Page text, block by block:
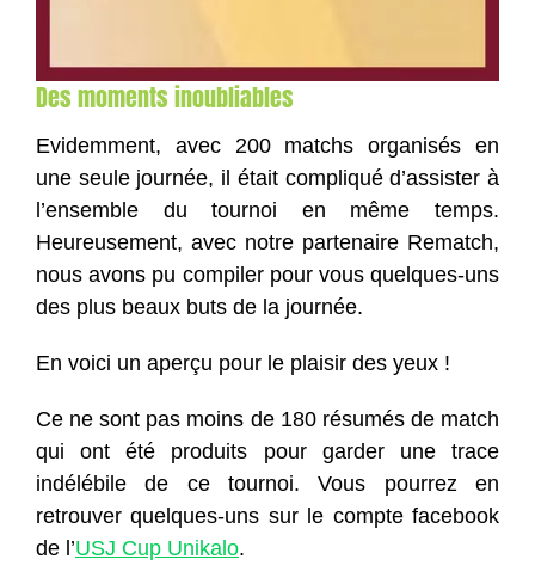
Des moments inoubliables
Evidemment, avec 200 matchs organisés en
une seule journée, il était compliqué d’assister à
l’ensemble du tournoi en même temps.
Heureusement, avec notre partenaire Rematch,
nous avons pu compiler pour vous quelques-uns
des plus beaux buts de la journée.
En voici un aperçu pour le plaisir des yeux !
Ce ne sont pas moins de 180 résumés de match
qui ont été produits pour garder une trace
indélébile de ce tournoi. Vous pourrez en
retrouver quelques-uns sur le compte facebook
de l’USJ Cup Unikalo.